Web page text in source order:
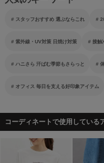
スタッフおすすめ 選ぶならこれ
紫外線・UV対策 日焼け対策 接触
ハニさら 汗ばむ季節もさらっと
オフィス 毎日を支える好印象アイテム
コーディネートで使用している